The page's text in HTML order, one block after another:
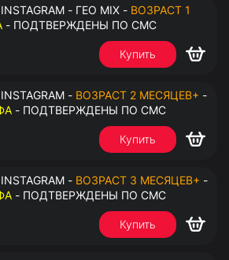
- ГЕО MIX - ВОЗРАСТ 1
- ПОДТВЕРЖДЕНЫ ПО СМС
Купить
- ВОЗРАСТ 2 МЕСЯЦЕВ+ -
- ПОДТВЕРЖДЕНЫ ПО СМС
Купить
- ВОЗРАСТ 3 МЕСЯЦЕВ+ -
- ПОДТВЕРЖДЕНЫ ПО СМС
Купить